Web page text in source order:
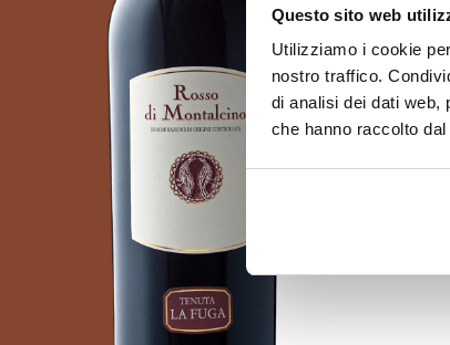
Questo sito web
Utilizziamo i cookie
nostro traffico.
di analisi dei dati web,
che hanno raccolto
La